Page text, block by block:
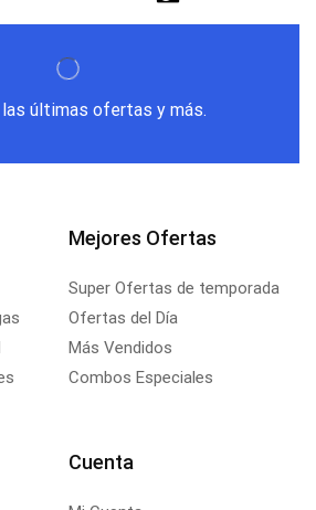
últimas ofertas y más.
Mejores Ofertas
Super Ofertas de temporada
Ofertas del Día
Más Vendidos
Combos Especiales
Cuenta